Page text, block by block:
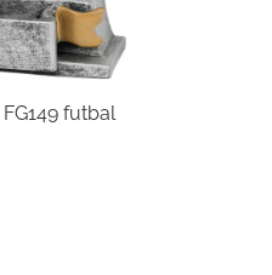
futbal